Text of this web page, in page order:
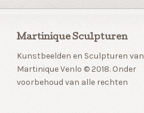
Martinique Sculpturen
Kunstbeelden en Sculpturen van
Martinique Venlo © 2018. Onder
voorbehoud van alle rechten